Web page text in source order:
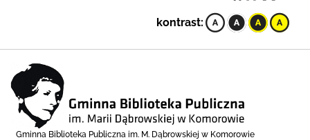
kontrast:
Gminna Biblioteka Publiczna im. M. Dąbrowskiej w Komorowie